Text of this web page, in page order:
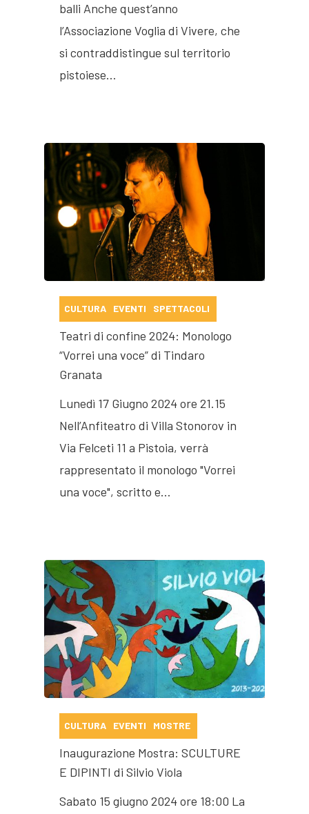
balli Anche quest’anno
l’Associazione Voglia di Vivere, che
si contraddistingue sul territorio
pistoiese…
CULTURA EVENTI SPETTACOLI
Teatri di confine 2024: Monologo
“Vorrei una voce” di Tindaro
Granata
Lunedì 17 Giugno 2024 ore 21.15
Nell’Anfiteatro di Villa Stonorov in
Via Felceti 11 a Pistoia, verrà
rappresentato il monologo "Vorrei
una voce", scritto e…
CULTURA EVENTI MOSTRE
Inaugurazione Mostra: SCULTURE
E DIPINTI di Silvio Viola
Sabato 15 giugno 2024 ore 18:00 La